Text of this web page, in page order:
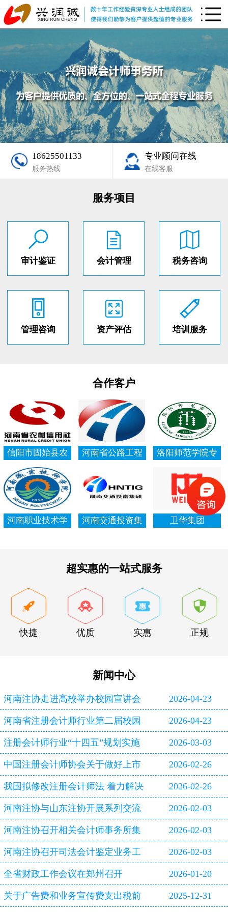
18625501133
服务热线
专业顾问在线
在线客服
服务项目
审计鉴证 会计管理 税务咨询
管理咨询 资产评估 培训服务
合作客户
信阳市固始县农
村信用社资产清
查审计
河南省公路工程
洛阳师范学院专
河南职业技术学
河南交通投资集
卫华集团
超实惠的一站式服务
快捷 优质 实惠 正规
新闻中心
河南注协走进高校举办校园宣讲会 2026-04-23
河南省注册会计师行业第二届校园
双选会即将启幕
2026-04-23
注册会计师行业“十四五”规划实施
评估报告
2026-03-03
中国注册会计师协会关于做好上市
公司2025年年报审计工作的通知
2026-02-26
我国拟修改注册会计师法 着力解决
审计造假等行业突出问题
2026-02-26
河南注协与山东注协开展系列交流
活动
2026-02-03
河南注协召开相关会计师事务所集
体约谈会
2026-02-03
河南注协召开司法会计鉴定业务工
作专题研讨会
2026-02-03
全省财政工作会议在郑州召开 2026-01-20
关于广告费和业务宣传费支出税前 2025-12-31